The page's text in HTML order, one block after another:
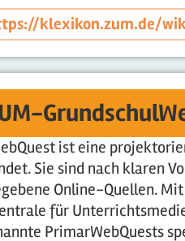
klexikon.zum.de/
ist eine
Sie sind nach klaren
Online-Quellen.
für
PrimarWebQuests